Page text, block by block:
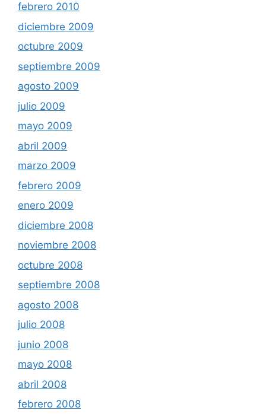
febrero 2010
diciembre 2009
octubre 2009
septiembre 2009
agosto 2009
julio 2009
mayo 2009
abril 2009
marzo 2009
febrero 2009
enero 2009
diciembre 2008
noviembre 2008
octubre 2008
septiembre 2008
agosto 2008
julio 2008
junio 2008
mayo 2008
abril 2008
febrero 2008